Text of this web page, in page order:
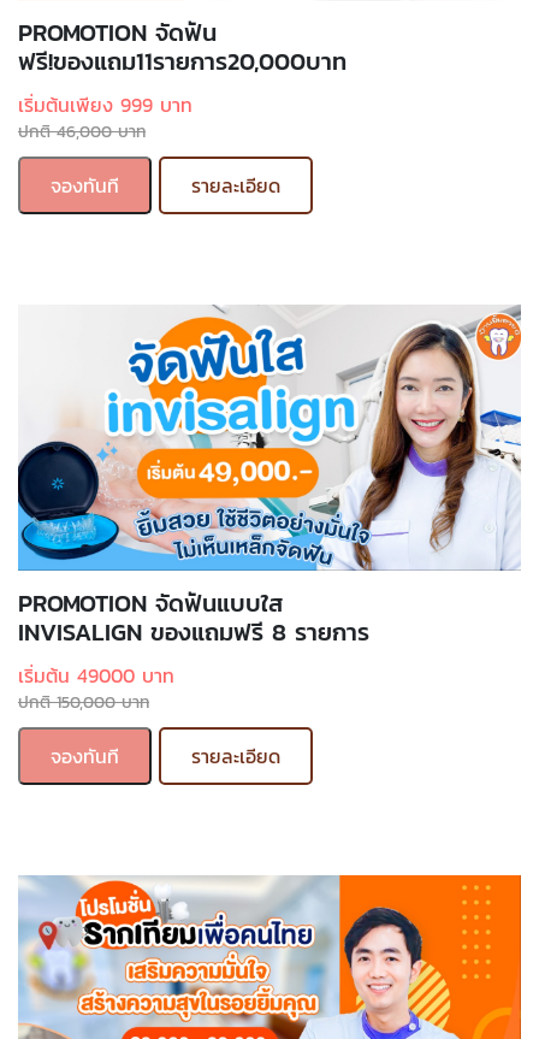
PROMOTION จัดฟัน
ฟรี!ของแถม11รายการ20,000บาท
เริ่มต้นเพียง 999 บาท
ปกติ 46,000 บาท
จองทันที รายละเอียด
PROMOTION จัดฟันแบบใส
INVISALIGN ของแถมฟรี 8 รายการ
เริ่มต้น 49000 บาท
ปกติ 150,000 บาท
จองทันที รายละเอียด